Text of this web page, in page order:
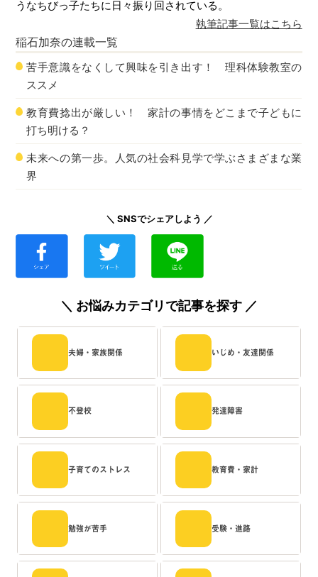
うなちびっ子たちに日々振り回されている。
執筆記事一覧はこちら
稲石加奈の連載一覧
苦手意識をなくして興味を引き出す！ 理科体験教室の
ススメ
教育費捻出が厳しい！ 家計の事情をどこまで子どもに
打ち明ける？
未来への第一歩。人気の社会科見学で学ぶさまざまな業
界
＼ SNSでシェアしよう ／
＼ お悩みカテゴリで記事を探す ／
夫婦・家族関係 いじめ・友達関係
不登校 発達障害
子育てのストレス 教育費・家計
勉強が苦手 受験・進路